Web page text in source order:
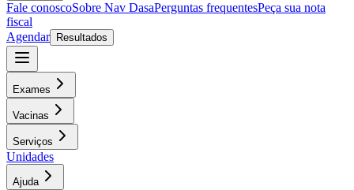
Fale conoscoSobre Nav DasaPerguntas frequentesPeça sua nota
fiscal
Agendar
Resultados
Exames
Vacinas
Serviços
Unidades
Ajuda